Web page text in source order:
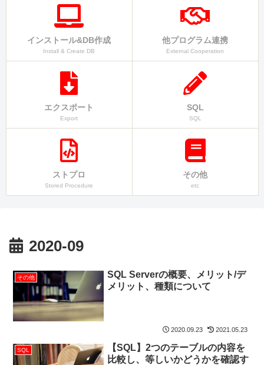
インストール&DB作成
Install & Create DB
他プログラム連携
External Cooperation
エクスポート
Export
SQL
SQL
ストプロ
Stored Procedure
その他
etc
2020-09
その他
SQL Serverの概要、メリット/デ
メリット、種類について
2020.09.23 2021.05.23
SQL
【SQL】2つのテーブルの内容を
比較し、等しいかどうかを確認す